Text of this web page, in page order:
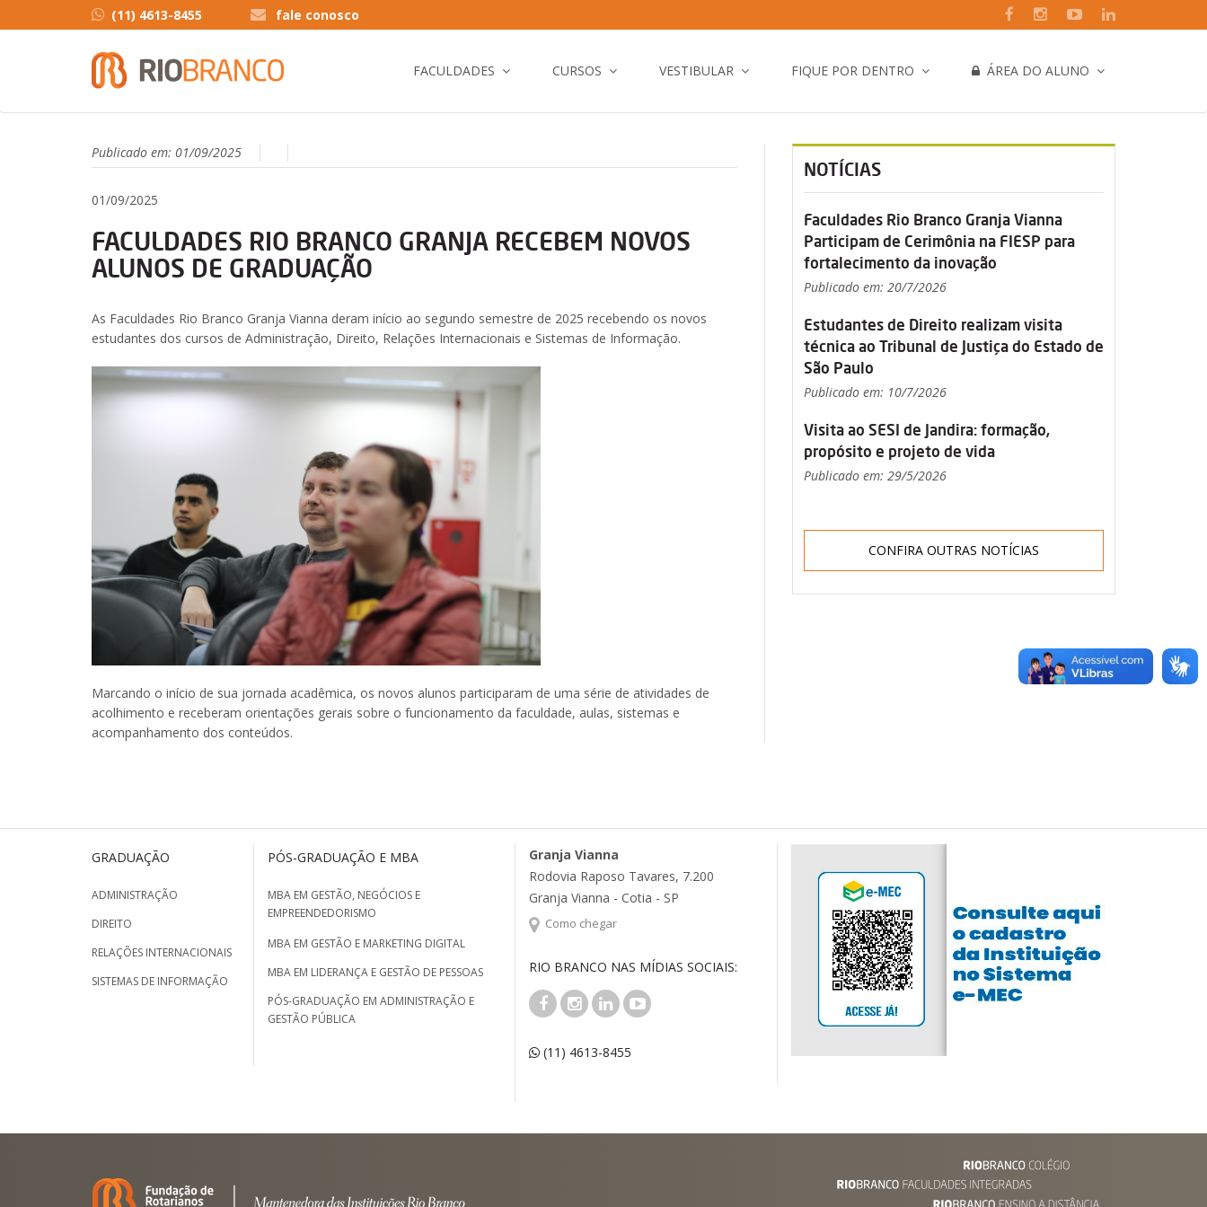
(11) 4613-8455 fale conosco
FACULDADES CURSOS VESTIBULAR FIQUE POR DENTRO ÁREA DO ALUNO
Publicado em: 01/09/2025
01/09/2025
FACULDADES RIO BRANCO GRANJA RECEBEM NOVOS
ALUNOS DE GRADUAÇÃO
As Faculdades Rio Branco Granja Vianna deram início ao segundo semestre de 2025 recebendo os novos
estudantes dos cursos de Administração, Direito, Relações Internacionais e Sistemas de Informação.
Marcando o início de sua jornada acadêmica, os novos alunos participaram de uma série de atividades de
acolhimento e receberam orientações gerais sobre o funcionamento da faculdade, aulas, sistemas e
acompanhamento dos conteúdos.
NOTÍCIAS
Faculdades Rio Branco Granja Vianna
Participam de Cerimônia na FIESP para
fortalecimento da inovação
Publicado em: 20/7/2026
Estudantes de Direito realizam visita
técnica ao Tribunal de Justiça do Estado de
São Paulo
Publicado em: 10/7/2026
Visita ao SESI de Jandira: formação,
propósito e projeto de vida
Publicado em: 29/5/2026
CONFIRA OUTRAS NOTÍCIAS
GRADUAÇÃO
ADMINISTRAÇÃO
DIREITO
RELAÇÕES INTERNACIONAIS
SISTEMAS DE INFORMAÇÃO
PÓS-GRADUAÇÃO E MBA
MBA EM GESTÃO, NEGÓCIOS E
EMPREENDEDORISMO
MBA EM GESTÃO E MARKETING DIGITAL
MBA EM LIDERANÇA E GESTÃO DE PESSOAS
PÓS-GRADUAÇÃO EM ADMINISTRAÇÃO E
GESTÃO PÚBLICA
Granja Vianna
Rodovia Raposo Tavares, 7.200
Granja Vianna - Cotia - SP
Como chegar
RIO BRANCO NAS MÍDIAS SOCIAIS:
(11) 4613-8455